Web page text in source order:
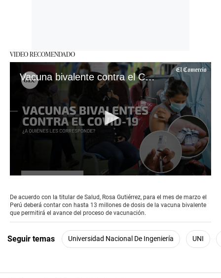
VIDEO RECOMENDADO
Vacuna bivalente contra el COVID-19: ¿Qué es, a quiénes les corresponde y cuáles son los requisitos?
of
1
minute,
52
De acuerdo con la titular de Salud, Rosa Gutiérrez, para el mes de marzo el
Perú deberá contar con hasta 13 millones de dosis de la vacuna bivalente
que permitirá el avance del proceso de vacunación.
Seguir temas Universidad Nacional De Ingeniería UNI